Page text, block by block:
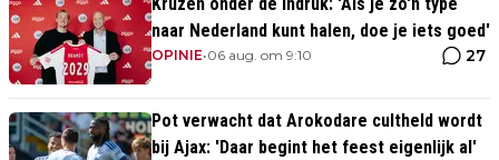
naar Nederland kunt halen, doe je iets goed'
OPINIE•06 aug. om 9:10 27
Pot verwacht dat Arokodare cultheld wordt
bij Ajax: 'Daar begint het feest eigenlijk al'